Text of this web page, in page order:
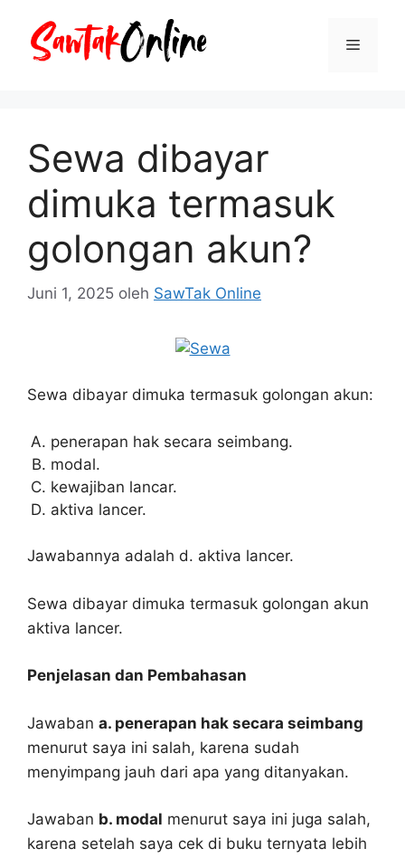
Menu
Sewa dibayar
dimuka termasuk
golongan akun?
Juni 1, 2025 oleh SawTak Online
Sewa dibayar dimuka termasuk golongan akun:
penerapan hak secara seimbang.
modal.
kewajiban lancar.
aktiva lancer.
Jawabannya adalah d. aktiva lancer.
Sewa dibayar dimuka termasuk golongan akun
aktiva lancer.
Penjelasan dan Pembahasan
Jawaban a. penerapan hak secara seimbang
menurut saya ini salah, karena sudah
menyimpang jauh dari apa yang ditanyakan.
Jawaban b. modal menurut saya ini juga salah,
karena setelah saya cek di buku ternyata lebih